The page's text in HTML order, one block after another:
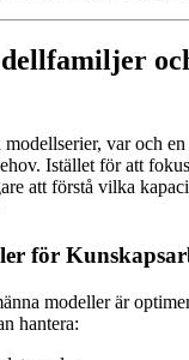
var och
Istället för att
att förstå vilka
för
modeller är
hantera: